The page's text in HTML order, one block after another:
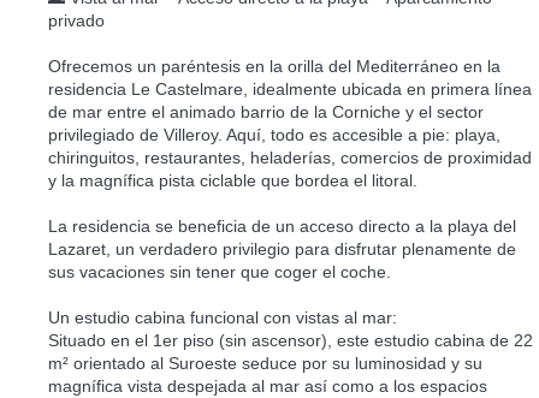
privado
Ofrecemos un paréntesis en la orilla del Mediterráneo en la
residencia Le Castelmare, idealmente ubicada en primera línea
de mar entre el animado barrio de la Corniche y el sector
privilegiado de Villeroy. Aquí, todo es accesible a pie: playa,
chiringuitos, restaurantes, heladerías, comercios de proximidad
y la magnífica pista ciclable que bordea el litoral.
La residencia se beneficia de un acceso directo a la playa del
Lazaret, un verdadero privilegio para disfrutar plenamente de
sus vacaciones sin tener que coger el coche.
Un estudio cabina funcional con vistas al mar:
Situado en el 1er piso (sin ascensor), este estudio cabina de 22
m² orientado al Suroeste seduce por su luminosidad y su
magnífica vista despejada al mar así como a los espacios